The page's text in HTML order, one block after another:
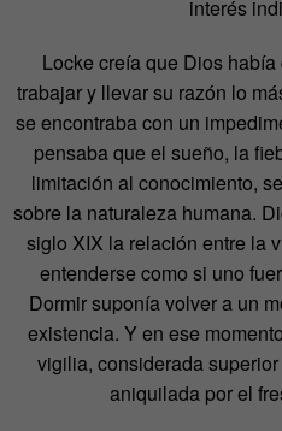
interés
Locke creía que Dios
trabajar y llevar su razón lo
se encontraba con un
pensaba que el sueño, la
limitación al conocimiento,
sobre la naturaleza humana.
siglo XIX la relación entre la
entenderse como si uno
Dormir suponía volver a un
existencia. Y en ese
vigilia, considerada
aniquilada por el